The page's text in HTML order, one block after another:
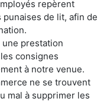
repèrent
de lit, afin de
prestation
consignes
à notre venue.
ne se trouvent
mal à supprimer les